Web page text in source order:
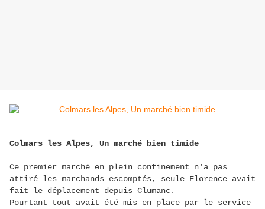
Colmars les Alpes, Un marché bien timide
Ce premier marché en plein confinement n'a pas
attiré les marchands escomptés, seule Florence avait
fait le déplacement depuis Clumanc.
Pourtant tout avait été mis en place par le service